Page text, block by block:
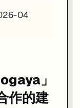
04
」
作的建